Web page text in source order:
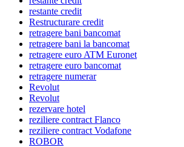
restante credit
Restructurare credit
retragere bani bancomat
retragere bani la bancomat
retragere euro ATM Euronet
retragere euro bancomat
retragere numerar
Revolut
Revolut
rezervare hotel
reziliere contract Flanco
reziliere contract Vodafone
ROBOR